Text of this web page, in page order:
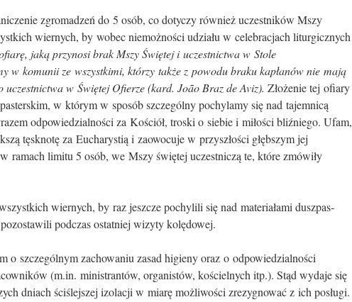
zgromadzeń do 5 osób, co dotyczy również uczestników Mszy
wiernych, by wobec niemożności udziału w celebracjach liturgicz­nych
jaką przynosi brak Mszy Świętej i uczestnictwa w Stole
w komunii ze wszystkimi, którzy także z powodu braku kapłanów nie mają
uczestnictwa w Świętej Ofierze (kard. João Braz de Aviz). Złożenie tej ofiary
w którym w sposób szczególny pochylamy się nad tajemnicą
odpo­wiedzialności za Kościół, troski o siebie i miłości bliźniego. Ufam,
tęsknotę za Eucharystią i zaowocuje w przyszłości głębszym jej
ramach limitu 5 osób, we Mszy świętej uczestniczą te, które zmówiły
wiernych, by raz jeszcze pochylili się nad materiałami duszpas­
podczas ostatniej wizyty kolędowej.
o szczególnym zachowaniu zasad higieny oraz o odpowiedzialności
(m.in. ministrantów, organistów, kościelnych itp.). Stąd wydaje się
dniach ściślejszej izolacji w miarę możliwości zrezygnować z ich posługi.